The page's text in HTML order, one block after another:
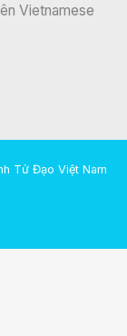
Vietnamese
Tử Đạo Việt Nam